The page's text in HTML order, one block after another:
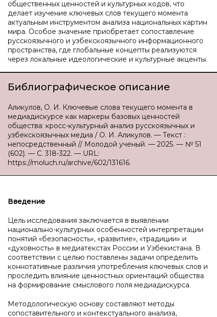
общественных ценностей и культурных кодов, что
делает изучение ключевых слов текущего момента
актуальным инструментом анализа национальных картин
мира. Особое значение приобретает сопоставление
русскоязычного и узбекскоязычного информационного
пространства, где глобальные концепты реализуются
через локальные идеологические и культурные акценты.
Библиографическое описание
Аликулов, О. И. Ключевые слова текущего момента в
медиадискурсе как маркеры базовых ценностей
общества: кросс-культурный анализ русскоязычных и
узбекскоязычных медиа / О. И. Аликулов. — Текст :
непосредственный // Молодой ученый. — 2025. — № 51
(602). — С. 318-322. — URL:
https://moluch.ru/archive/602/131616.
Введение
Цель исследования заключается в выявлении
национально-культурных особенностей интерпретации
понятий «безопасность», «развитие», «традиции» и
«духовность» в медиатекстах России и Узбекистана. В
соответствии с целью поставлены задачи определить
коннотативные различия употребления ключевых слов и
проследить влияние ценностных ориентаций общества
на формирование смыслового поля медиадискурса.
Методологическую основу составляют методы
сопоставительного и контекстуального анализа,